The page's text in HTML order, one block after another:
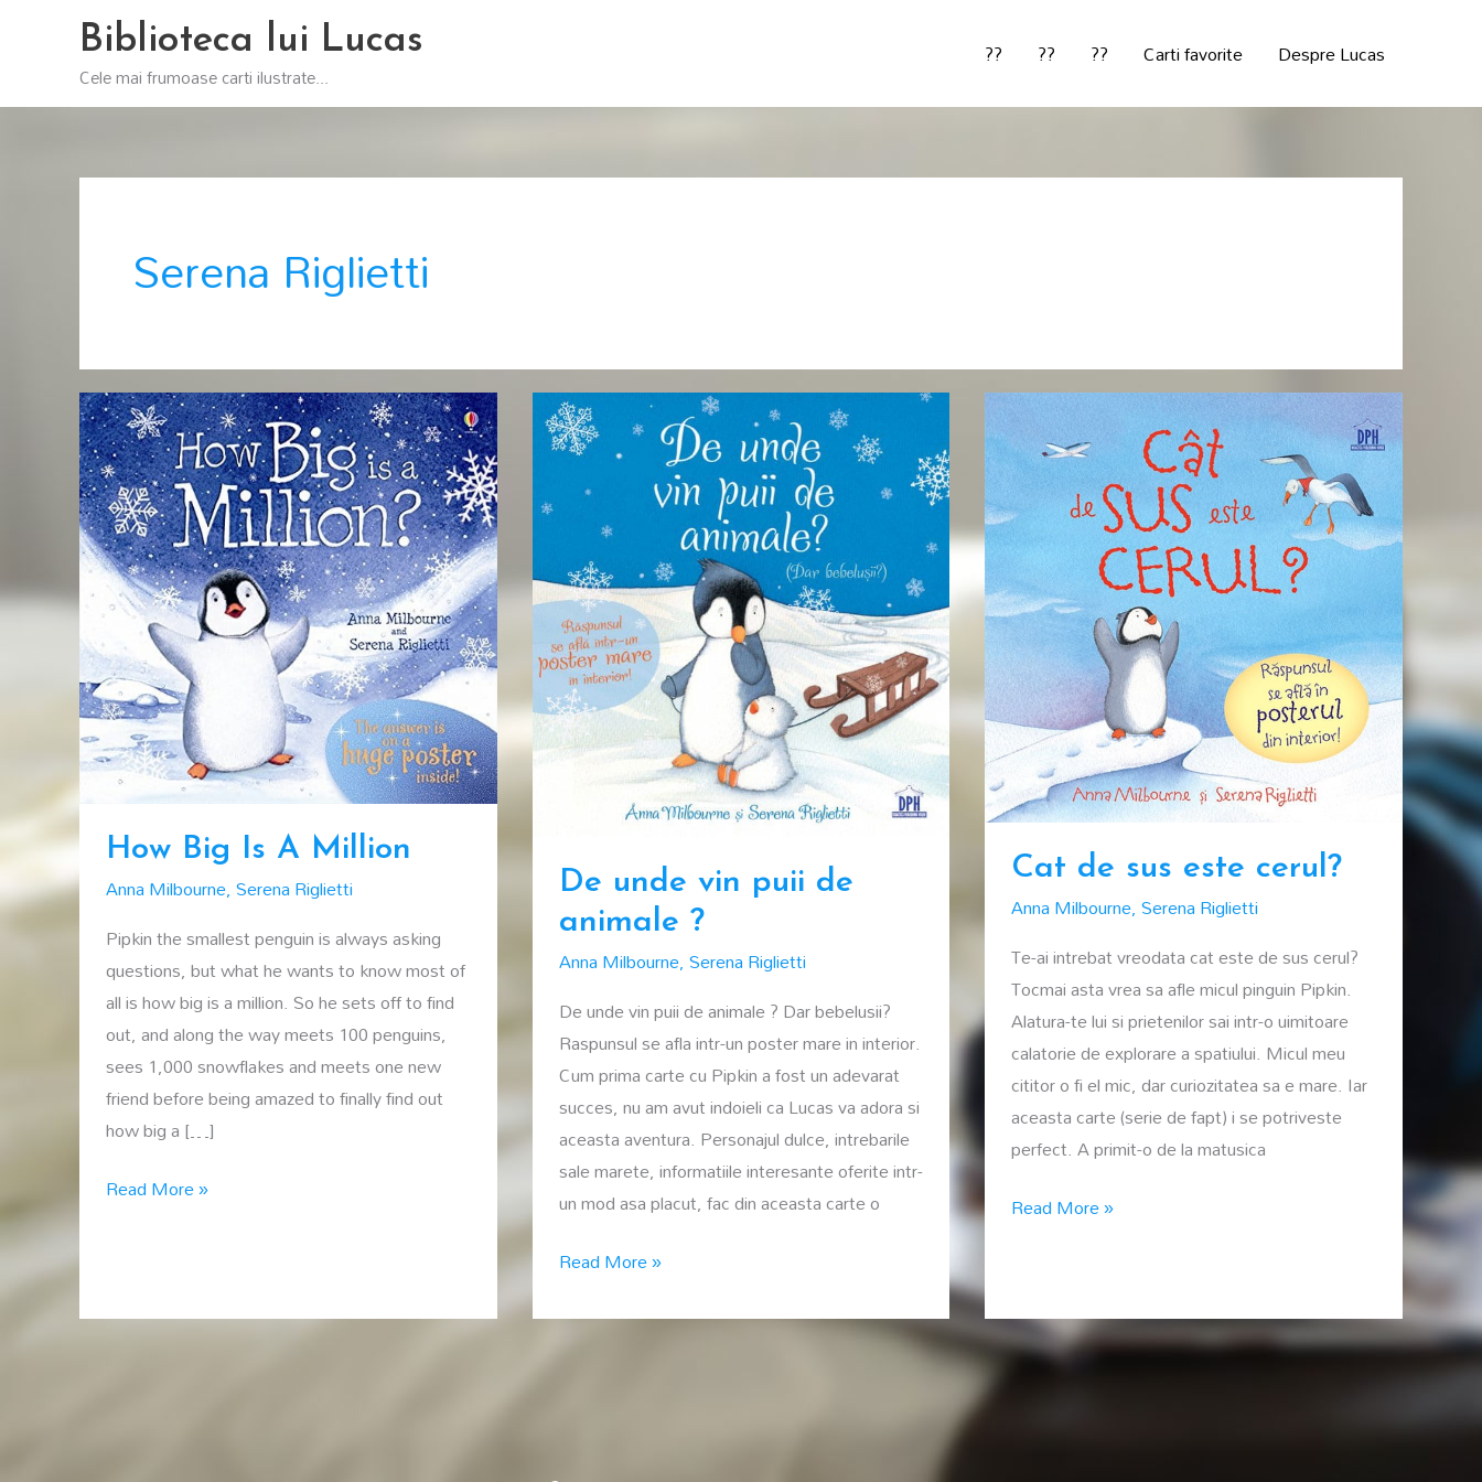
Biblioteca lui Lucas
Cele mai frumoase carti ilustrate...
?? ?? ?? Carti favorite Despre Lucas
Serena Riglietti
How Big Is A Million
Anna Milbourne,Serena Riglietti
Pipkin the smallest penguin is always asking
questions, but what he wants to know most of
all is how big is a million. So he sets off to find
out, and along the way meets 100 penguins,
sees 1,000 snowflakes and meets one new
friend before being amazed to finally find out
how big a […]
How
Million
Read More »
De unde vin puii de
animale ?
Anna Milbourne,Serena Riglietti
De unde vin puii de animale ? Dar bebelusii?
Raspunsul se afla intr-un poster mare in interior.
Cum prima carte cu Pipkin a fost un adevarat
succes, nu am avut indoieli ca Lucas va adora si
aceasta aventura. Personajul dulce, intrebarile
sale marete, informatiile interesante oferite intr-
un mod asa placut, fac din aceasta carte o
De
vin
Read More »
Cat de sus este cerul?
Anna Milbourne,Serena Riglietti
Te-ai intrebat vreodata cat este de sus cerul?
Tocmai asta vrea sa afle micul pinguin Pipkin.
Alatura-te lui si prietenilor sai intr-o uimitoare
calatorie de explorare a spatiului. Micul meu
cititor o fi el mic, dar curiozitatea sa e mare. Iar
aceasta carte (serie de fapt) i se potriveste
perfect. A primit-o de la matusica
Cat
cerul?
Read More »